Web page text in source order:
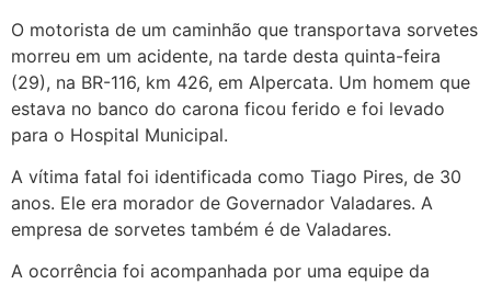
O motorista de um caminhão que transportava sorvetes
morreu em um acidente, na tarde desta quinta-feira
(29), na BR-116, km 426, em Alpercata. Um homem que
estava no banco do carona ficou ferido e foi levado
para o Hospital Municipal.
A vítima fatal foi identificada como Tiago Pires, de 30
anos. Ele era morador de Governador Valadares. A
empresa de sorvetes também é de Valadares.
A ocorrência foi acompanhada por uma equipe da